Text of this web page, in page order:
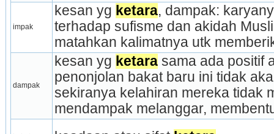
impak
kesan yg ketara, dampak:
terhadap sufisme dan akidah
matahkan kalimatnya utk
dampak
kesan yg ketara sama ada positif
penonjolan bakat baru ini tidak
sekiranya kelahiran mereka tidak
mendampak melanggar,